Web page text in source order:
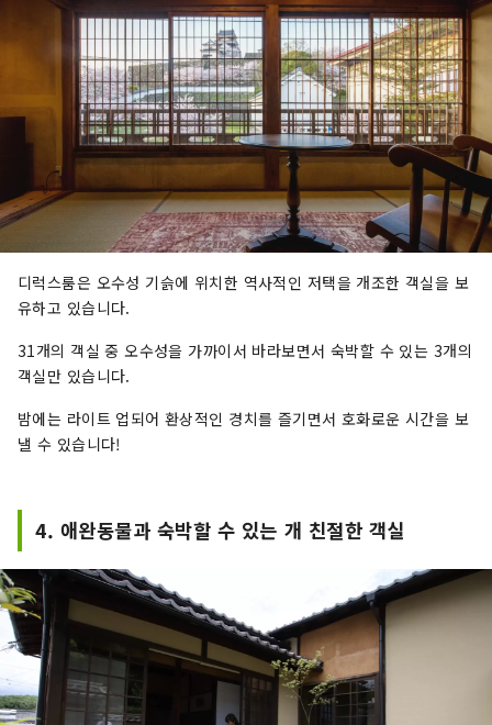
디럭스룸은 오수성 기슭에 위치한 역사적인 저택을 개조한 객실을 보
유하고 있습니다.
31개의 객실 중 오수성을 가까이서 바라보면서 숙박할 수 있는 3개의
객실만 있습니다.
밤에는 라이트 업되어 환상적인 경치를 즐기면서 호화로운 시간을 보
낼 수 있습니다!
4. 애완동물과 숙박할 수 있는 개 친절한 객실